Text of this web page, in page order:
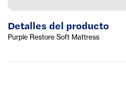
Detalles del producto
Purple Restore Soft Mattress